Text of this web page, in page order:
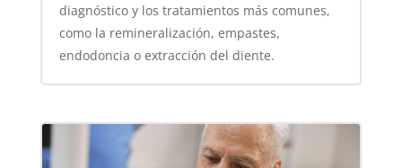
diagnóstico y los tratamientos más comunes,
como la remineralización, empastes,
endodoncia o extracción del diente.